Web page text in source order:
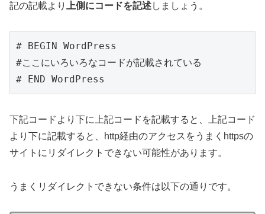
記の記載より
上側にコードを記述しましょう。
# BEGIN WordPress
#ここにいろいろなコードが記載されている
下記コードより下に上記コードを記載すると、上記コード
より下に記載すると、http経由のアクセスをうまくhttpsの
サイトにリダイレクトできない可能性があります。
うまくリダイレクトできない条件は以下の通りです。